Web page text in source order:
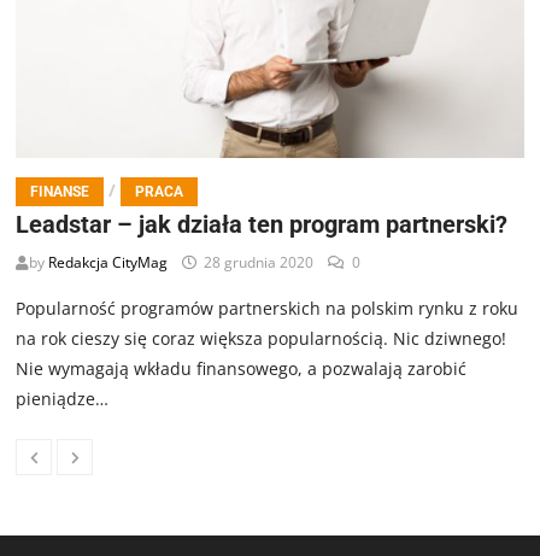
FINANSE / PRACA
Leadstar – jak działa ten program partnerski?
by Redakcja CityMag 28 grudnia 2020 0
Popularność programów partnerskich na polskim rynku z roku
na rok cieszy się coraz większa popularnością. Nic dziwnego!
Nie wymagają wkładu finansowego, a pozwalają zarobić
pieniądze…